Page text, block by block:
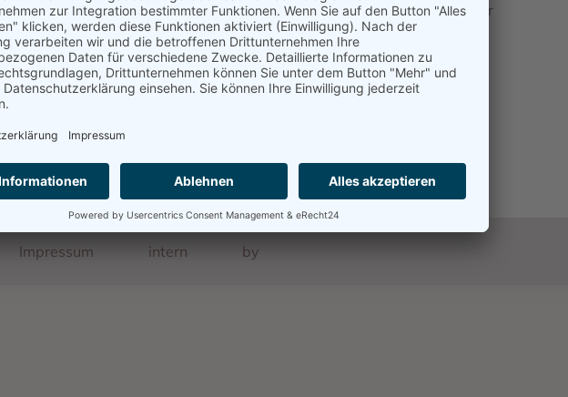
Das Schicksal der Karlsruher Juden im Dritten Reich-Josef Werner
Impressum intern by